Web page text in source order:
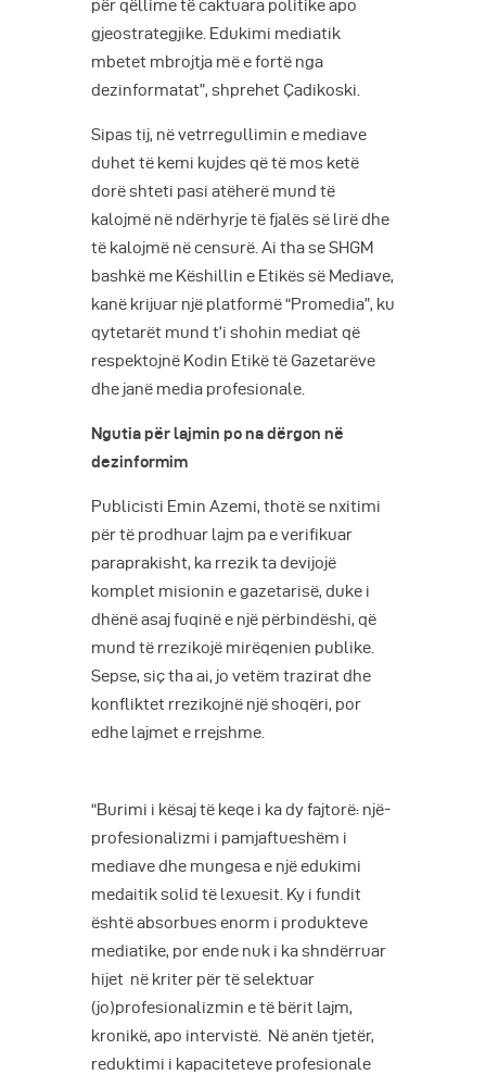
për qëllime të caktuara politike apo
gjeostrategjike. Edukimi mediatik
mbetet mbrojtja më e fortë nga
dezinformatat”, shprehet Çadikoski.
Sipas tij, në vetrregullimin e mediave
duhet të kemi kujdes që të mos ketë
dorë shteti pasi atëherë mund të
kalojmë në ndërhyrje të fjalës së lirë dhe
të kalojmë në censurë. Ai tha se SHGM
bashkë me Këshillin e Etikës së Mediave,
kanë krijuar një platformë “Promedia”, ku
qytetarët mund t’i shohin mediat që
respektojnë Kodin Etikë të Gazetarëve
dhe janë media profesionale.
Ngutia për lajmin po na dërgon në
dezinformim
Publicisti Emin Azemi, thotë se nxitimi
për të prodhuar lajm pa e verifikuar
paraprakisht, ka rrezik ta devijojë
komplet misionin e gazetarisë, duke i
dhënë asaj fuqinë e një përbindëshi, që
mund të rrezikojë mirëqenien publike.
Sepse, siç tha ai, jo vetëm trazirat dhe
konfliktet rrezikojnë një shoqëri, por
edhe lajmet e rrejshme.
“Burimi i kësaj të keqe i ka dy fajtorë: një-
profesionalizmi i pamjaftueshëm i
mediave dhe mungesa e një edukimi
medaitik solid të lexuesit. Ky i fundit
është absorbues enorm i produkteve
mediatike, por ende nuk i ka shndërruar
hijet në kriter për të selektuar
(jo)profesionalizmin e të bërit lajm,
kronikë, apo intervistë. Në anën tjetër,
reduktimi i kapaciteteve profesionale